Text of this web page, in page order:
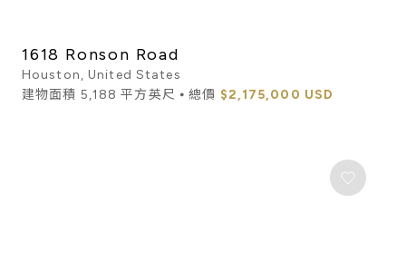
1618 Ronson Road
Houston, United States
建物面積 5,188 平方英尺 ⦁ 總價 $2,175,000 USD